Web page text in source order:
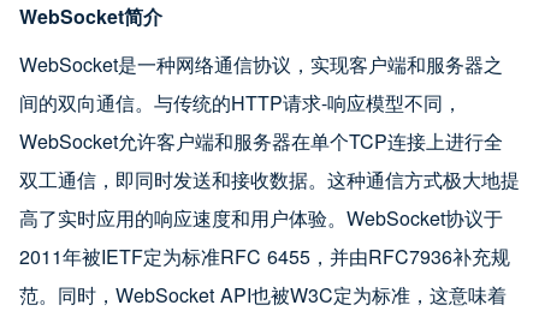
WebSocket简介
WebSocket是一种网络通信协议，实现客户端和服务器之
间的双向通信。与传统的HTTP请求-响应模型不同，
WebSocket允许客户端和服务器在单个TCP连接上进行全
双工通信，即同时发送和接收数据。这种通信方式极大地提
高了实时应用的响应速度和用户体验。WebSocket协议于
2011年被IETF定为标准RFC 6455，并由RFC7936补充规
范。同时，WebSocket API也被W3C定为标准，这意味着